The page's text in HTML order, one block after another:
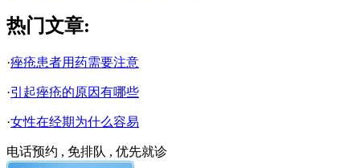
热门文章:
·痤疮患者用药需要注意
·引起痤疮的原因有哪些
·女性在经期为什么容易
电话预约 , 免排队 , 优先就诊